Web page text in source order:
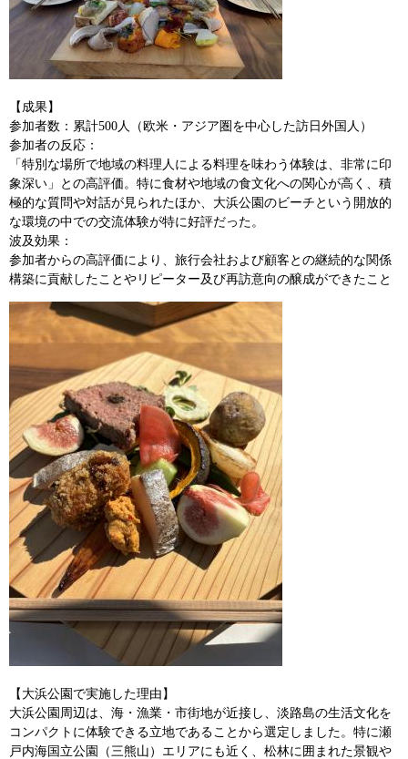
【成果】
​参加者数：累計500人（欧米・アジア圏を中心した訪日外国人）
参加者の反応：
「特別な場所で地域の料理人による料理を味わう体験は、非常に印
象深い」との高評価。特に食材や地域の食文化への関心が高く、積
極的な質問や対話が見られたほか、大浜公園のビーチという開放的
な環境の中での交流体験が特に好評だった。
波及効果：
参加者からの高評価により、旅行会社および顧客との継続的な関係
構築に貢献したことやリピーター及び再訪意向の醸成ができたこと
【大浜公園で実施した理由】
大浜公園周辺は、海・漁業・市街地が近接し、淡路島の生活文化を
コンパクトに体験できる立地であることから選定しました。特に瀬
戸内海国立公園（三熊山）エリアにも近く、松林に囲まれた景観や